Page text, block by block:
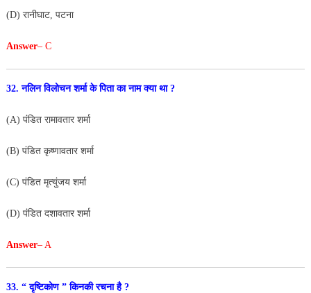
(D) रानीघाट, पटना
Answer– C
32. नलिन विलोचन शर्मा के पिता का नाम क्या था ?
(A) पंडित रामावतार शर्मा
(B) पंडित कृष्णावतार शर्मा
(C) पंडित मृत्युंजय शर्मा
(D) पंडित दशावतार शर्मा
Answer– A
33. “ दृष्टिकोण ” किनकी रचना है ?